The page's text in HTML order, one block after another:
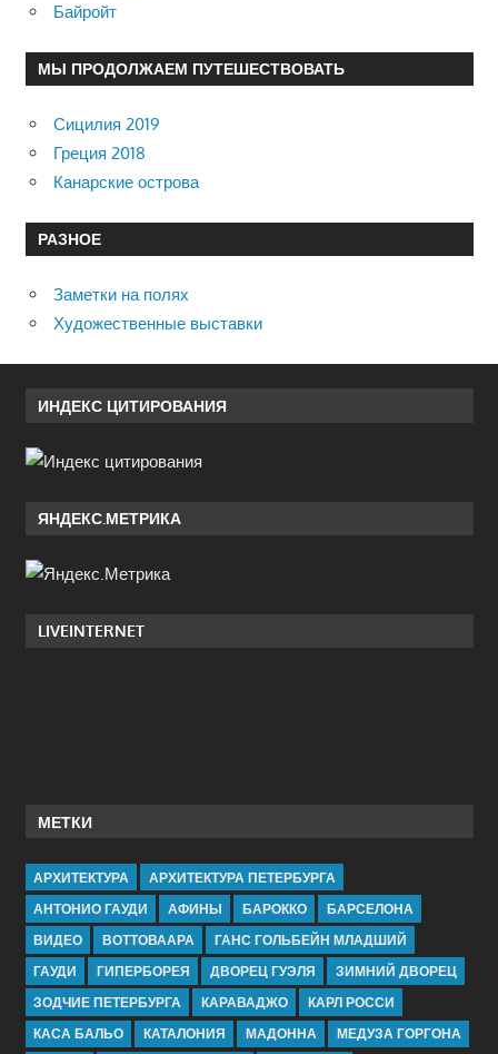
Байройт
МЫ ПРОДОЛЖАЕМ ПУТЕШЕСТВОВАТЬ
Сицилия 2019
Греция 2018
Канарские острова
РАЗНОЕ
Заметки на полях
Художественные выставки
ИНДЕКС ЦИТИРОВАНИЯ
ЯНДЕКС.МЕТРИКА
LIVEINTERNET
МЕТКИ
АРХИТЕКТУРА
АРХИТЕКТУРА ПЕТЕРБУРГА
АНТОНИО ГАУДИ
АФИНЫ БАРОККО
БАРСЕЛОНА
ВИДЕО
ВОТТОВААРА
ГАНС ГОЛЬБЕЙН МЛАДШИЙ
ГАУДИ
ГИПЕРБОРЕЯ ДВОРЕЦ ГУЭЛЯ
ЗИМНИЙ ДВОРЕЦ
ЗОДЧИЕ ПЕТЕРБУРГА
КАРАВАДЖО
КАРЛ РОССИ
КАСА БАЛЬО
КАТАЛОНИЯ МАДОННА МЕДУЗА ГОРГОНА